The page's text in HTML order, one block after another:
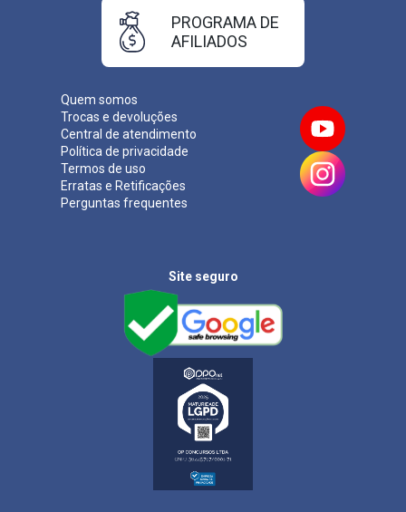
Quem somos
Trocas e devoluções
Central de atendimento
Política de privacidade
Termos de uso
Erratas e Retificações
Perguntas frequentes
PROGRAMA DE
AFILIADOS
Site seguro